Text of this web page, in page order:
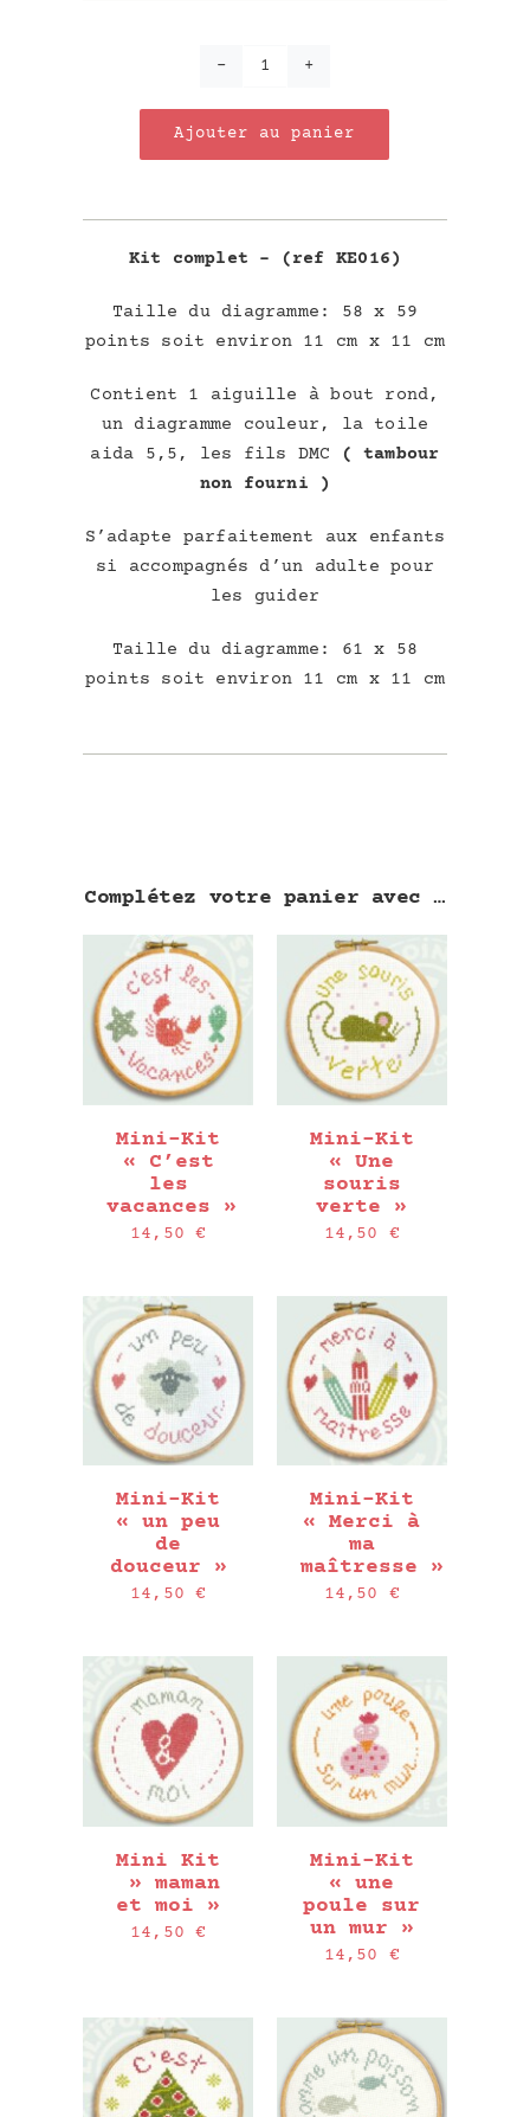
de
Mini-
Maman
les
bateaux"
Ajouter au panier
Kit complet – (ref KE016)
Taille du diagramme: 58 x 59
points soit environ 11 cm x 11 cm
Contient 1 aiguille à bout rond,
un diagramme couleur, la toile
aida 5,5, les fils DMC
( tambour
non fourni )
S’adapte parfaitement aux enfants
si accompagnés d’un adulte pour
les guider
Taille du diagramme: 61 x 58
points soit environ 11 cm x 11 cm
Complétez votre panier avec …
AJOUTER AU
PANIER
Mini-Kit
« C’est
les
vacances »
14,50€
PANIER
Mini-Kit
« Une
souris
verte »
14,50 €
PANIER
Mini-Kit
« un peu
de
douceur »
14,50€
AJOUTER AU
PANIER
Mini-Kit
« Merci à
ma
maîtresse »
14,50 €
PANIER
Mini Kit
» maman
et moi »
14,50€
AJOUTER AU
PANIER
Mini-Kit
« une
poule sur
un mur »
14,50 €
AJOUTER AU
PANIER
AJOUTER AU